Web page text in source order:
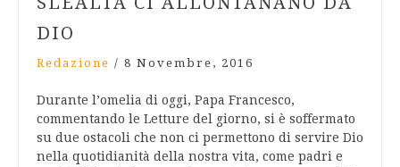
DIO
Redazione / 8 Novembre, 2016
Durante l’omelia di oggi, Papa Francesco,
commentando le Letture del giorno, si è soffermato
su due ostacoli che non ci permettono di servire Dio
nella quotidianità della nostra vita, come padri e